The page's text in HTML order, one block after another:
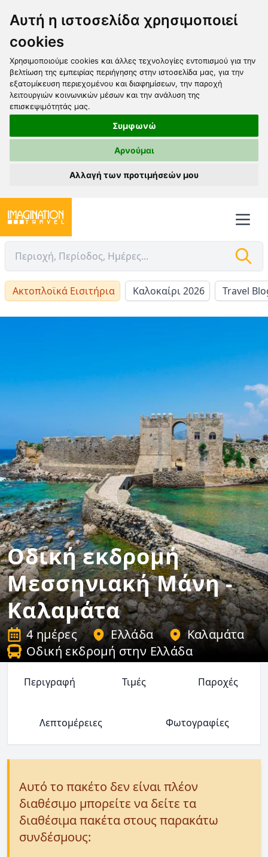
Αυτή η ιστοσελίδα χρησιμοποιεί
cookies
Χρησιμοποιούμε cookies και άλλες τεχνολογίες εντοπισμού για την
βελτίωση της εμπειρίας περιήγησης στην ιστοσελίδα μας, για την
εξατομίκευση περιεχομένου και διαφημίσεων, την παροχή
λειτουργιών κοινωνικών μέσων και την ανάλυση της
επισκεψιμότητάς μας.
Συμφωνώ
Αρνούμαι
Αλλαγή των προτιμήσεών μου
Ακτοπλοϊκά Εισιτήρια Καλοκαίρι 2026 Travel
Οδική εκδρομή
Μεσσηνιακή Μάνη -
Καλαμάτα
4 ημέρες Ελλάδα
Καλαμάτα
Οδική εκδρομή στην Ελλάδα
Περιγραφή Τιμές Παροχές
Λεπτομέρειες Φωτογραφίες
Αυτό το πακέτο δεν είναι πλέον
διαθέσιμο μπορείτε να δείτε τα
διαθέσιμα πακέτα στους παρακάτω
συνδέσμους: